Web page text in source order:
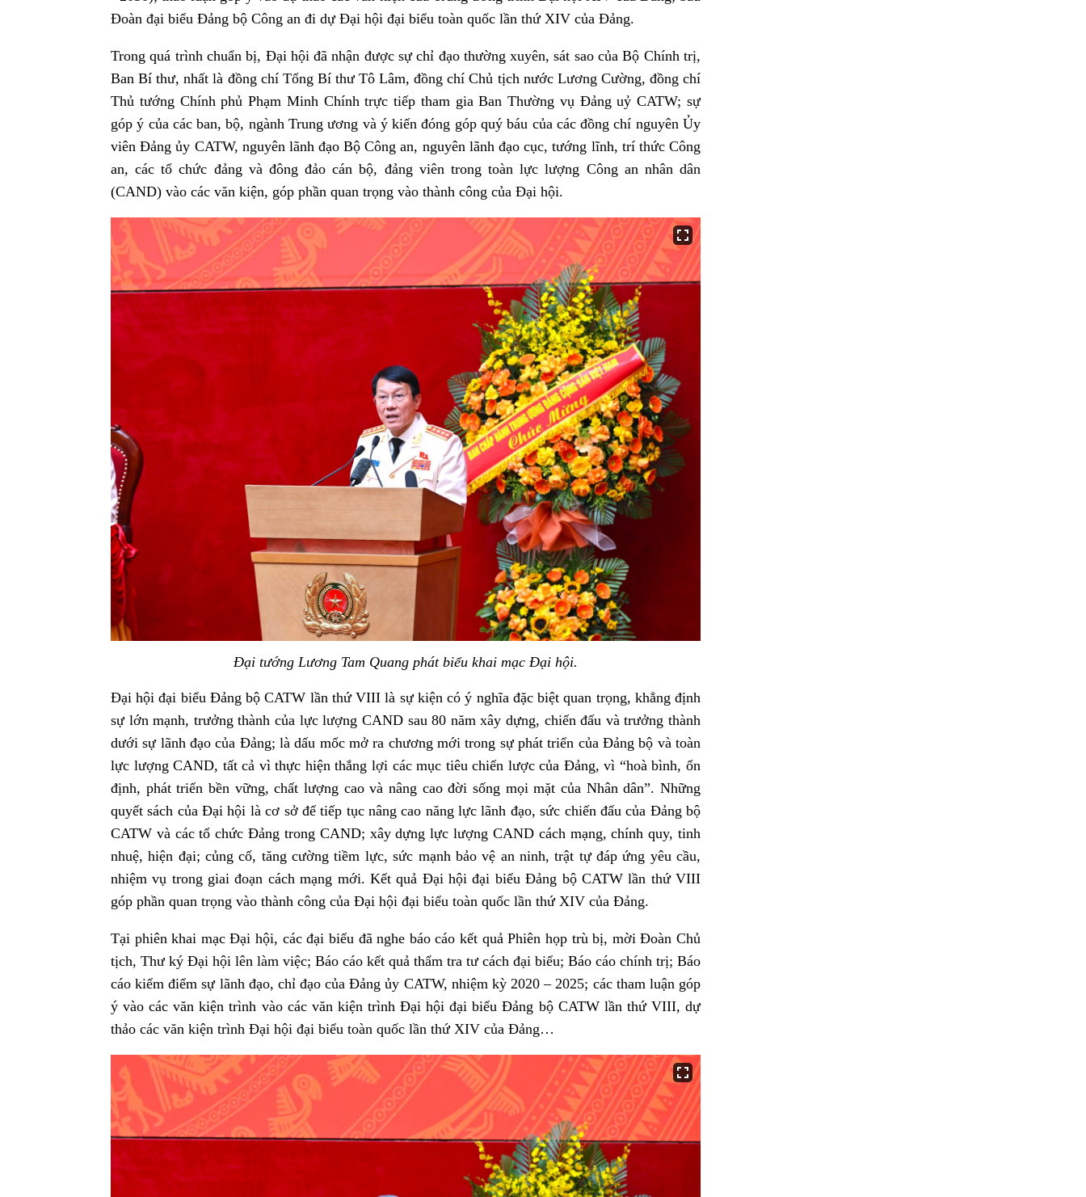
Đoàn đại biểu Đảng bộ Công an đi dự Đại hội đại biểu toàn quốc lần thứ XIV của Đảng.
Trong quá trình chuẩn bị, Đại hội đã nhận được sự chỉ đạo thường xuyên, sát sao của Bộ Chính trị,
Ban Bí thư, nhất là đồng chí Tổng Bí thư Tô Lâm, đồng chí Chủ tịch nước Lương Cường, đồng chí
Thủ tướng Chính phủ Phạm Minh Chính trực tiếp tham gia Ban Thường vụ Đảng uỷ CATW; sự
góp ý của các ban, bộ, ngành Trung ương và ý kiến đóng góp quý báu của các đồng chí nguyên Ủy
viên Đảng ủy CATW, nguyên lãnh đạo Bộ Công an, nguyên lãnh đạo cục, tướng lĩnh, trí thức Công
an, các tổ chức đảng và đông đảo cán bộ, đảng viên trong toàn lực lượng Công an nhân dân
(CAND) vào các văn kiện, góp phần quan trọng vào thành công của Đại hội.
Đại tướng Lương Tam Quang phát biểu khai mạc Đại hội.
Đại hội đại biểu Đảng bộ CATW lần thứ VIII là sự kiện có ý nghĩa đặc biệt quan trọng, khẳng định
sự lớn mạnh, trưởng thành của lực lượng CAND sau 80 năm xây dựng, chiến đấu và trưởng thành
dưới sự lãnh đạo của Đảng; là dấu mốc mở ra chương mới trong sự phát triển của Đảng bộ và toàn
lực lượng CAND, tất cả vì thực hiện thắng lợi các mục tiêu chiến lược của Đảng, vì “hoà bình, ổn
định, phát triển bền vững, chất lượng cao và nâng cao đời sống mọi mặt của Nhân dân”. Những
quyết sách của Đại hội là cơ sở để tiếp tục nâng cao năng lực lãnh đạo, sức chiến đấu của Đảng bộ
CATW và các tổ chức Đảng trong CAND; xây dựng lực lượng CAND cách mạng, chính quy, tinh
nhuệ, hiện đại; củng cố, tăng cường tiềm lực, sức mạnh bảo vệ an ninh, trật tự đáp ứng yêu cầu,
nhiệm vụ trong giai đoạn cách mạng mới. Kết quả Đại hội đại biểu Đảng bộ CATW lần thứ VIII
góp phần quan trọng vào thành công của Đại hội đại biểu toàn quốc lần thứ XIV của Đảng.
Tại phiên khai mạc Đại hội, các đại biểu đã nghe báo cáo kết quả Phiên họp trù bị, mời Đoàn Chủ
tịch, Thư ký Đại hội lên làm việc; Báo cáo kết quả thẩm tra tư cách đại biểu; Báo cáo chính trị; Báo
cáo kiểm điểm sự lãnh đạo, chỉ đạo của Đảng ủy CATW, nhiệm kỳ 2020 – 2025; các tham luận góp
ý vào các văn kiện trình vào các văn kiện trình Đại hội đại biểu Đảng bộ CATW lần thứ VIII, dự
thảo các văn kiện trình Đại hội đại biểu toàn quốc lần thứ XIV của Đảng…